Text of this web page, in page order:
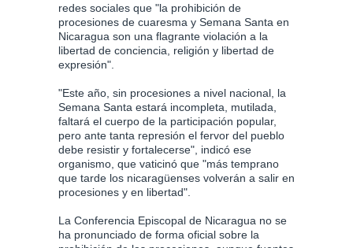
redes sociales que "la prohibición de
procesiones de cuaresma y Semana Santa en
Nicaragua son una flagrante violación a la
libertad de conciencia, religión y libertad de
expresión".
"Este año, sin procesiones a nivel nacional, la
Semana Santa estará incompleta, mutilada,
faltará el cuerpo de la participación popular,
pero ante tanta represión el fervor del pueblo
debe resistir y fortalecerse", indicó ese
organismo, que vaticinó que "más temprano
que tarde los nicaragüenses volverán a salir en
procesiones y en libertad".
La Conferencia Episcopal de Nicaragua no se
ha pronunciado de forma oficial sobre la